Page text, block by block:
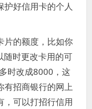
护好信用卡的个人
片的额度，比如你
随时更改卡用的可
时改成8000，这
有招商银行的网上
，可以打招行信用